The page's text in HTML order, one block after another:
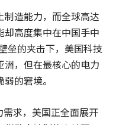
制造能力，而全球高达
却高度集中在中国手中
垒的夹击下，美国科技
洲，但在最核心的电力
的窘境。
求，美国正全面展开